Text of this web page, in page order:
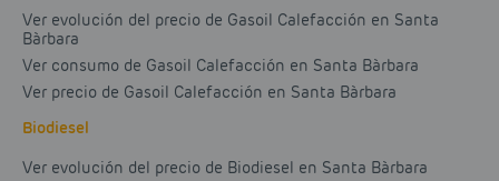
Ver evolución del precio de Gasoil Calefacción en Santa
Bàrbara
Ver consumo de Gasoil Calefacción en Santa Bàrbara
Ver precio de Gasoil Calefacción en Santa Bàrbara
Biodiesel
Ver evolución del precio de Biodiesel en Santa Bàrbara